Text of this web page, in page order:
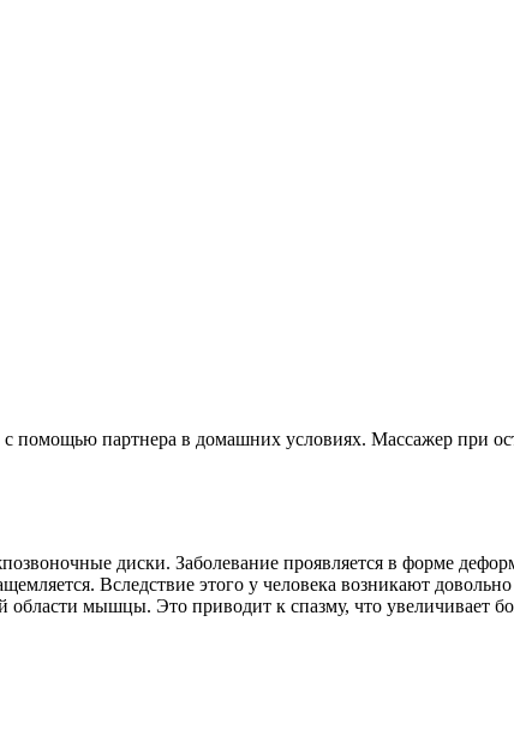
помощью партнера в домашних условиях. Массажер при
диски. Заболевание проявляется в форме
Вследствие этого у человека возникают
мышцы. Это приводит к спазму, что увеличивает